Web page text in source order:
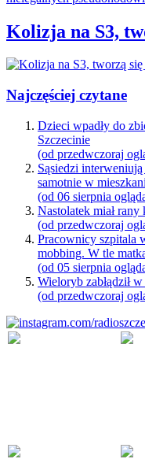
Kolizja na S3,
Najczęściej czytane
Dzieci wpadły do
Szczecinie
(od przedwczoraj
Sąsiedzi
samotnie w
(od 06 sierpnia
Nastolatek miał rany
(od przedwczoraj
Pracownicy szpitala
mobbing. W tle
(od 05 sierpnia
Wieloryb zabłądził
(od przedwczoraj